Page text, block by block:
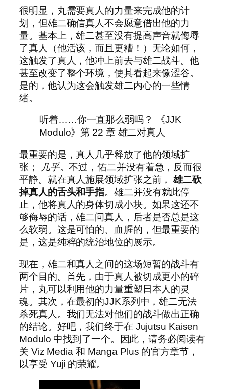
很明显，丸需要真人的力量来完成他的计
划，但雄二确信真人不会愿意借出他的力
量。基本上，雄二甚至没有提高声音就侮辱
了真人（他活该，而且更糟！）无论如何，
这触发了真人，他冲上前去与雄二战斗。他
甚至改变了整个环境，使其看起来像涩谷。
是的，他认为这会触发雄二内心的一些情
绪。
听着……你一直那么弱吗？ 《JJK
Modulo》第 22 章 雄二对真人
最重要的是，真人几乎释放了他的领域扩
张；
几乎。不过，佑二并没有着急，反而很
平静。就在真人施展领域扩张之前，雄二砍
掉真人的舌头和手指。雄二并没有就此停
止，他将真人的身体切成小块。如果这还不
够侮辱的话，雄二问真人，后者是否总是这
么软弱。这是可怕的、血腥的，但最重要的
是，这是纯粹的统治地位的展示。
现在，雄二和真人之间的这场短暂的战斗有
两个目的。首先，由于真人被切成更小的碎
片，丸可以利用他的力量重塑日本人的灵
魂。其次，在最初的JJK系列中，雄二无法
杀死真人。我们无法对他们的战斗做出正确
的结论。好吧，我们终于在 Jujutsu Kaisen
Modulo 中找到了一个。因此，请务必阅读有
关 Viz Media 和 Manga Plus 的官方章节，
以享受 Yuji 的荣耀。